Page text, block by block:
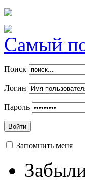
Самый
Поиск
Логин
Пароль
Войти
Запомнить меня